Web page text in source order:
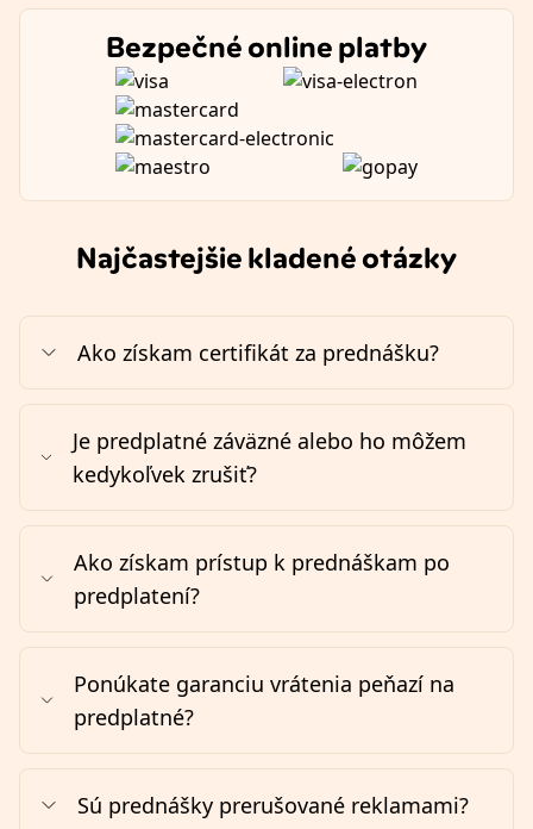
Bezpečné online platby
Najčastejšie kladené otázky
Ako získam certifikát za prednášku?
Je predplatné záväzné alebo ho môžem
kedykoľvek zrušiť?
Ako získam prístup k prednáškam po
predplatení?
Ponúkate garanciu vrátenia peňazí na
predplatné?
Sú prednášky prerušované reklamami?